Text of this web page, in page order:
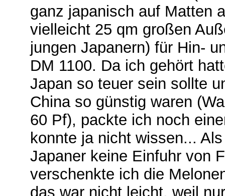
ganz japanisch auf Matten
vielleicht 25 qm großen
jungen Japanern) für Hin-
DM 1100. Da ich gehört
Japan so teuer sein sollte
China so günstig waren
60 Pf), packte ich noch
konnte ja nicht wissen...
Japaner keine Einfuhr von
verschenkte ich die
das war nicht leicht, weil